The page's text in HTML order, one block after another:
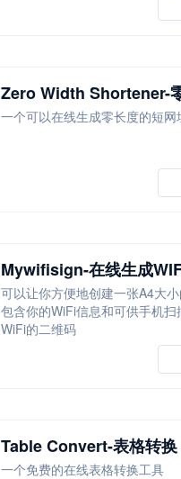
Zero Width Shortener-
短器
一个可以在线生成零长度的短网
Mywifisign-在线生成
可以让你方便地创建一张A4大小
包含你的WiFi信息和可供手机扫
WiFi的二维码
Table Convert-表格转换
一个免费的在线表格转换工具